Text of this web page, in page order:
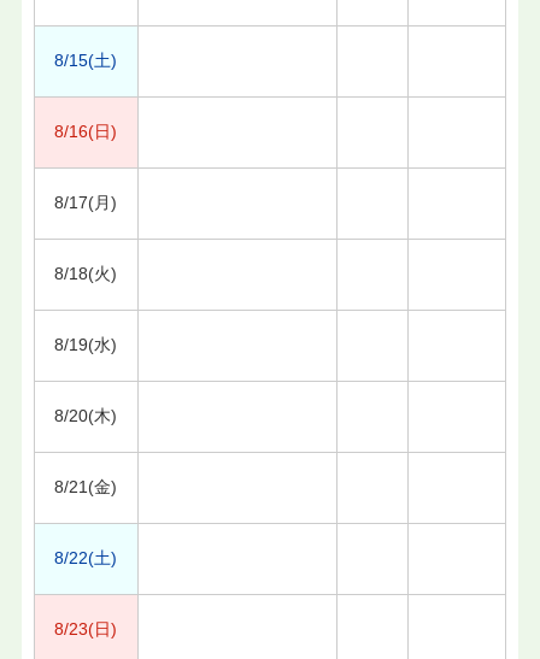
8/15(土)
8/16(日)
8/17(月)
8/18(火)
8/19(水)
8/20(木)
8/21(金)
8/22(土)
8/23(日)